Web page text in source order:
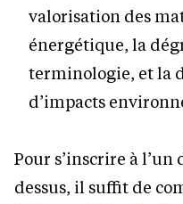
valorisation des
énergétique, la
terminologie, et la
d’impacts
Pour s’inscrire à
dessus, il suffit de